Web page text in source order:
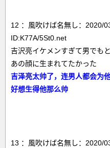
12 ：風吹けば名無し：2020/
ID:K77A/5St0.net
吉沢亮イケメンすぎて男でも
あの顔に生まれてたかった
吉泽亮太帅了，连男人都会为
好想生得他那么帅
13 ：風吹けば名無し：2020/